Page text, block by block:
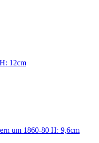
12cm
um 1860-80 H: 9,6cm